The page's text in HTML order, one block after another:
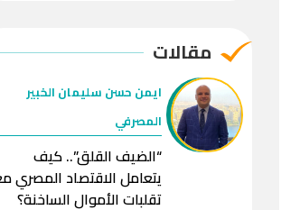
مقالات
ايمن حسن سليمان الخبير
المصرفي
“الضيف القلق”.. كيف
يتعامل الاقتصاد المصري
تقلبات الأموال الساخنة؟